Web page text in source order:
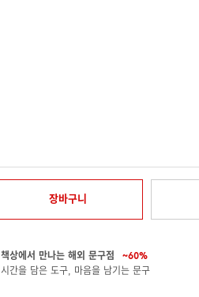
장바구니
책상에서 만나는 해외 문구점
~60%
시간을 담은 도구, 마음을 남기는 문구